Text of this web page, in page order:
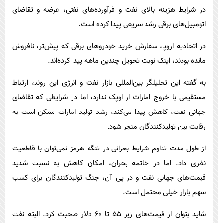
در شرایط هزینه بالای نفت و فرآورده‌های نفتی، عرضه و تقاضای
اتومبیل‌های برقی رشد سریعی پیدا کرده است.
در اتحادیه اروپا، سفارش خرید خودروهای برقی که پیش‌تر، نافروش
مانده بودند، اینک نوبت تحویل چندین ماهه پیدا کرده‌اند.
به گفته این تحلیلگر بین‌المللی بازار نفت و انرژی این روند، ارتباط
مستقیمی با خروج امارات از اوپک ندارد، اما در شرایطی که تقاضای
جهانی نفت، کاهش پیدا می‌کند، رشد تولید امارات ممکن است به
رقابت بین تولیدکنندگان منجر شود.
از طول مدت تداوم شرایط بحرانی در تنگه هرمز نمی‌توان با قاطعیت
نظری داد. اما در خاتمه بحران، امکان کاهش به نسبت شدید
قیمت‌های جهانی نفت و در پی آن، جنگ تولیدکنندگان برای کسب
سهم بازار خیلی محتمل است.
شاید بتوان از قیمت‌های زیر ۵۵ تا ۶۰ دلار صحبت کرد. البته نفت